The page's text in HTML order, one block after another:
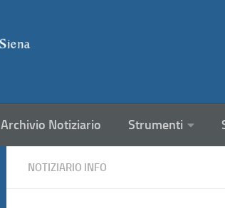
Archivio Notiziario Strumenti
NOTIZIARIO INFO